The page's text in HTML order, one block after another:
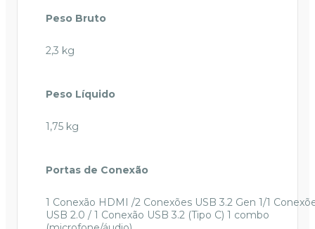
Peso Bruto
2,3 kg
Peso Líquido
1,75 kg
Portas de Conexão
1 Conexão HDMI /2 Conexões USB 3.2 Gen 1/1
USB 2.0 / 1 Conexão USB 3.2 (Tipo C) 1 combo